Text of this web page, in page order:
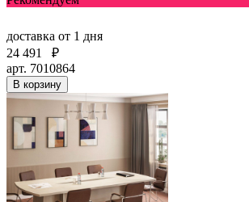
доставка от 1 дня
24 491
₽
арт. 7010864
В корзину